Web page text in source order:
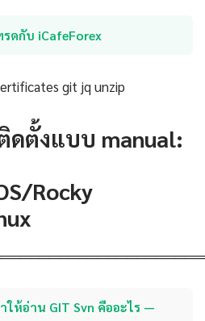
รดกับ iCafeForex
git jq unzip
ดตั้งแบบ manual:
Rocky
ให้อ่าน GIT Svn คืออะไร —